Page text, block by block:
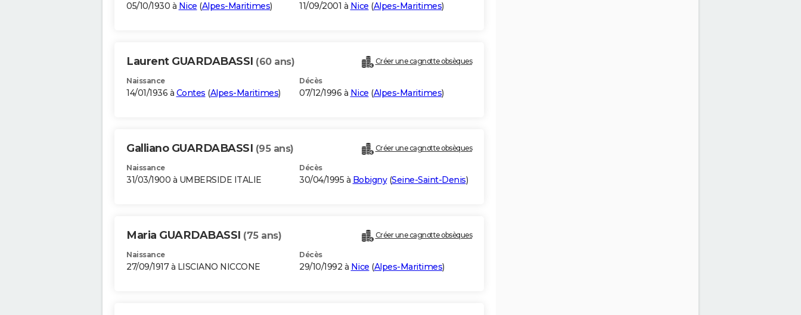
05/10/1930 à Nice (Alpes-Maritimes) 11/09/2001 à Nice (Alpes-Maritimes)
Laurent GUARDABASSI (60 ans) Créer une cagnotte obsèques
Naissance
14/01/1936 à Contes (Alpes-Maritimes)
Décès
07/12/1996 à Nice (Alpes-Maritimes)
Galliano GUARDABASSI (95 ans) Créer une cagnotte obsèques
Naissance
31/03/1900 à UMBERSIDE ITALIE
Décès
30/04/1995 à Bobigny(Seine-Saint-Denis)
Maria GUARDABASSI (75 ans) Créer une cagnotte obsèques
Naissance
27/09/1917 à LISCIANO NICCONE
Décès
29/10/1992 à Nice (Alpes-Maritimes)